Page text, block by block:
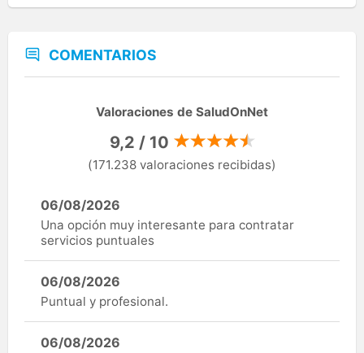
COMENTARIOS
Valoraciones de SaludOnNet
9,2 / 10
(171.238 valoraciones recibidas)
06/08/2026
Una opción muy interesante para contratar
servicios puntuales
06/08/2026
Puntual y profesional.
06/08/2026